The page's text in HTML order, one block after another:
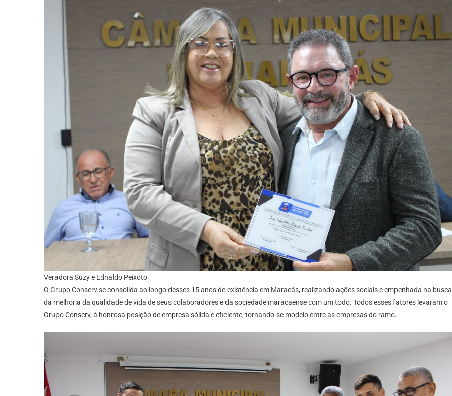
Veradora Suzy e Ednaldo Peixoto
O Grupo Conserv se consolida ao longo desses 15 anos de existência em Maracás, realizando ações sociais e empenhada na busca
da melhoria da qualidade de vida de seus colaboradores e da sociedade maracaense com um todo. Todos esses fatores levaram o
Grupo Conserv, à honrosa posição de empresa sólida e eficiente, tornando-se modelo entre as empresas do ramo.